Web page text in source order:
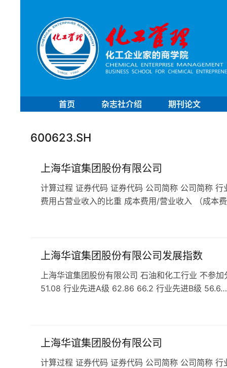
首页 杂志社介绍 期刊论文
600623.SH
上海华谊集团股份有限公司
计算过程 证券代码 证券代码 公司简称 公司简称
费用占营业收入的比重 成本费用/营业收入 （成本
上海华谊集团股份有限公司发展指数
上海华谊集团股份有限公司 石油和化工行业 不参
51.08 行业先进A级 62.86 66.2 行业先进B级 56.6…
上海华谊集团股份有限公司
计算过程 证券代码 证券代码 公司简称 公司简称